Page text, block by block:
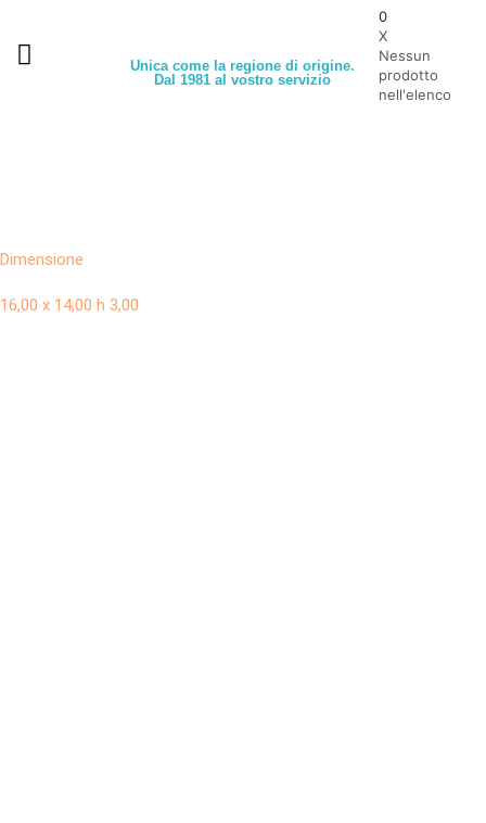
Unica come la regione di origine.
Dal 1981 al vostro servizio
0
X
Nessun
prodotto
nell'elenco
Dimensione
16,00 x 14,00 h 3,00